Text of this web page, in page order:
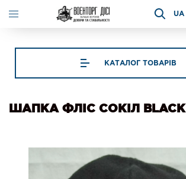
UA
КАТАЛОГ ТОВАРІВ
ШАПКА ФЛІС СОКІЛ BLACK